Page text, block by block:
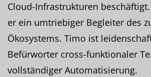
Cloud-Infrastrukturen
er ein umtriebiger Begleiter des
Ökosystems. Timo ist
Befürworter cross-funktionaler
vollständiger Automatisierung.